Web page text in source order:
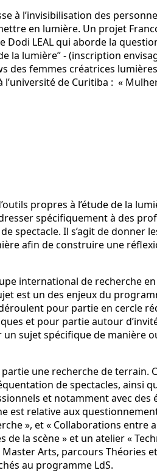
à l’invisibilisation des
en lumière. Un projet
Dodi LEAL qui aborde la
la lumière” - (inscription
des femmes créatrices
de Curitiba : «
propres à l’étude de la
spécifiquement à des
spectacle. Il s’agit de donner
afin de construire une
international de recherche
est un des enjeux du
pour partie en cercle
et pour partie autour
sujet spécifique de manière
une recherche de terrain.
de spectacles, ainsi
et notamment avec
est relative aux
», et « Collaborations entre
de la scène » et un atelier «
Arts, parcours Théories
au programme LdS.